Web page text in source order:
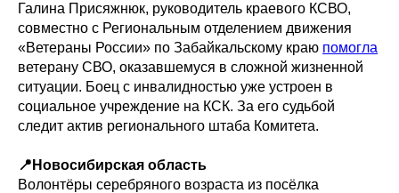
Галина Присяжнюк, руководитель краевого КСВО,
совместно с Региональным отделением движения
«Ветераны России» по Забайкальскому краю помогла
ветерану СВО, оказавшемуся в сложной жизненной
ситуации. Боец с инвалидностью уже устроен в
социальное учреждение на КСК. За его судьбой
следит актив регионального штаба Комитета.
📍Новосибирская область
Волонтёры серебряного возраста из посёлка